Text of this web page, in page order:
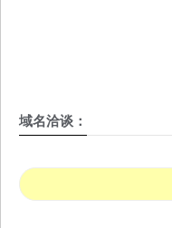
域名洽谈：